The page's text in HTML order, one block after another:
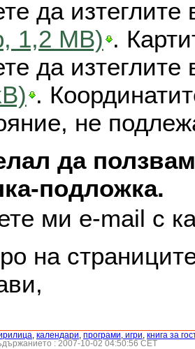
да изтеглите
1,2 MB) .
да изтеглите
.
не
да
подложка.
ми e-mail с
на
календари програми, игри книга за
: 2007-10-02 04:50:56 CET